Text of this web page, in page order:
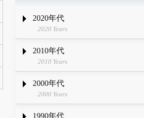
2020年代
2020 Years
2010年代
2010 Years
2000年代
2000 Years
1990年代